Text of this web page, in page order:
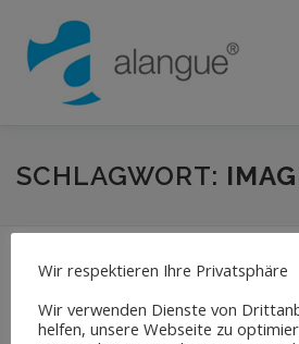
springen
ÜBER UNS ÜBERSETZUNGEN
SCHLAGWORT:
Wir respektieren Ihre Privatsphäre
Wir verwenden Dienste von
helfen, unsere Webseite zu